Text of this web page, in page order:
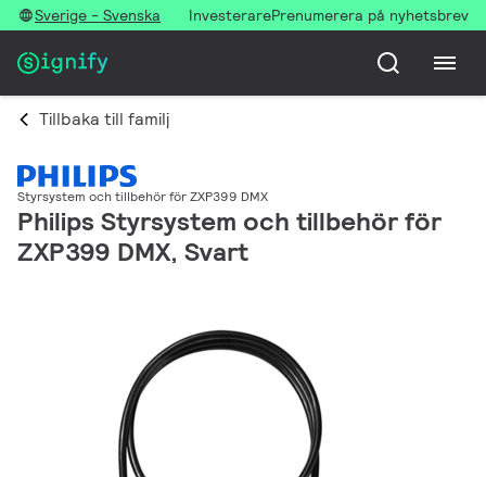
Sverige - Svenska InvesterarePrenumerera på nyhetsbrev
Tillbaka till familj
Styrsystem och tillbehör för ZXP399 DMX
Philips Styrsystem och tillbehör för
ZXP399 DMX, Svart